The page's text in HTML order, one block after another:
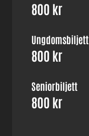
800 kr
Ungdomsbiljett
800 kr
Seniorbiljett
800 kr